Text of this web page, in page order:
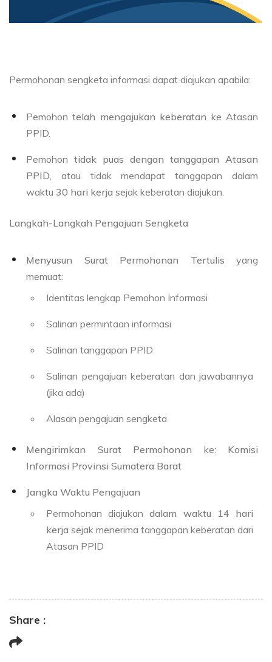
Permohonan sengketa informasi dapat diajukan apabila:
Pemohontelah mengajukan keberatan ke Atasan
PPID.
Pemohon tidak puas dengan tanggapan Atasan
PPID , atau tidak mendapat tanggapan dalam
waktu 30 hari kerja sejak keberatan diajukan.
Langkah-Langkah Pengajuan Sengketa
Menyusun Surat Permohonan Tertulis yang
memuat:
Identitas lengkap Pemohon Informasi
Salinan permintaan informasi
Salinan tanggapan PPID
Salinan pengajuan keberatan dan jawabannya
(jika ada)
Alasan pengajuan sengketa
Mengirimkan Surat Permohonan ke: Komisi
Informasi Provinsi Sumatera Barat
Jangka Waktu Pengajuan
Permohonan diajukandalam waktu 14 hari
kerja sejak menerima tanggapan keberatan dari
Atasan PPID
Share :